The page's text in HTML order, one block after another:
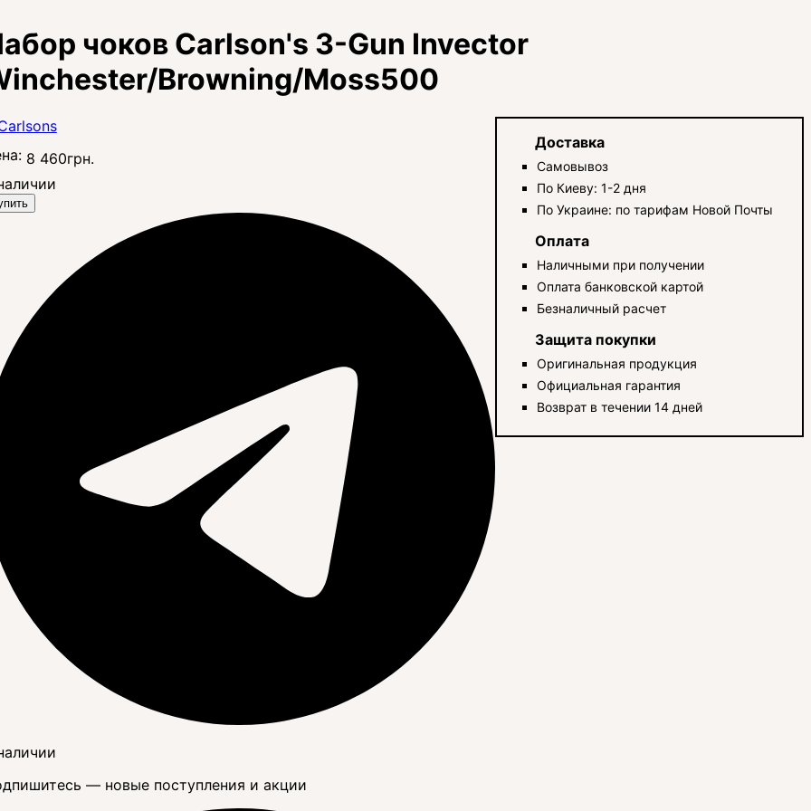
чоков Carlson's 3-Gun Invector
Browning/Moss500
8 460грн.
— новые поступления и акции
Доставка
Самовывоз
По Киеву: 1-2 дня
По Украине: по тарифам Новой Почты
Оплата
Наличными при получении
Оплата банковской картой
Безналичный расчет
Защита покупки
Оригинальная продукция
Официальная гарантия
Возврат в течении 14 дней